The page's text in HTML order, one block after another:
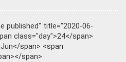
published" title="2020-06-
class="day">24</span>
span> <span
span>